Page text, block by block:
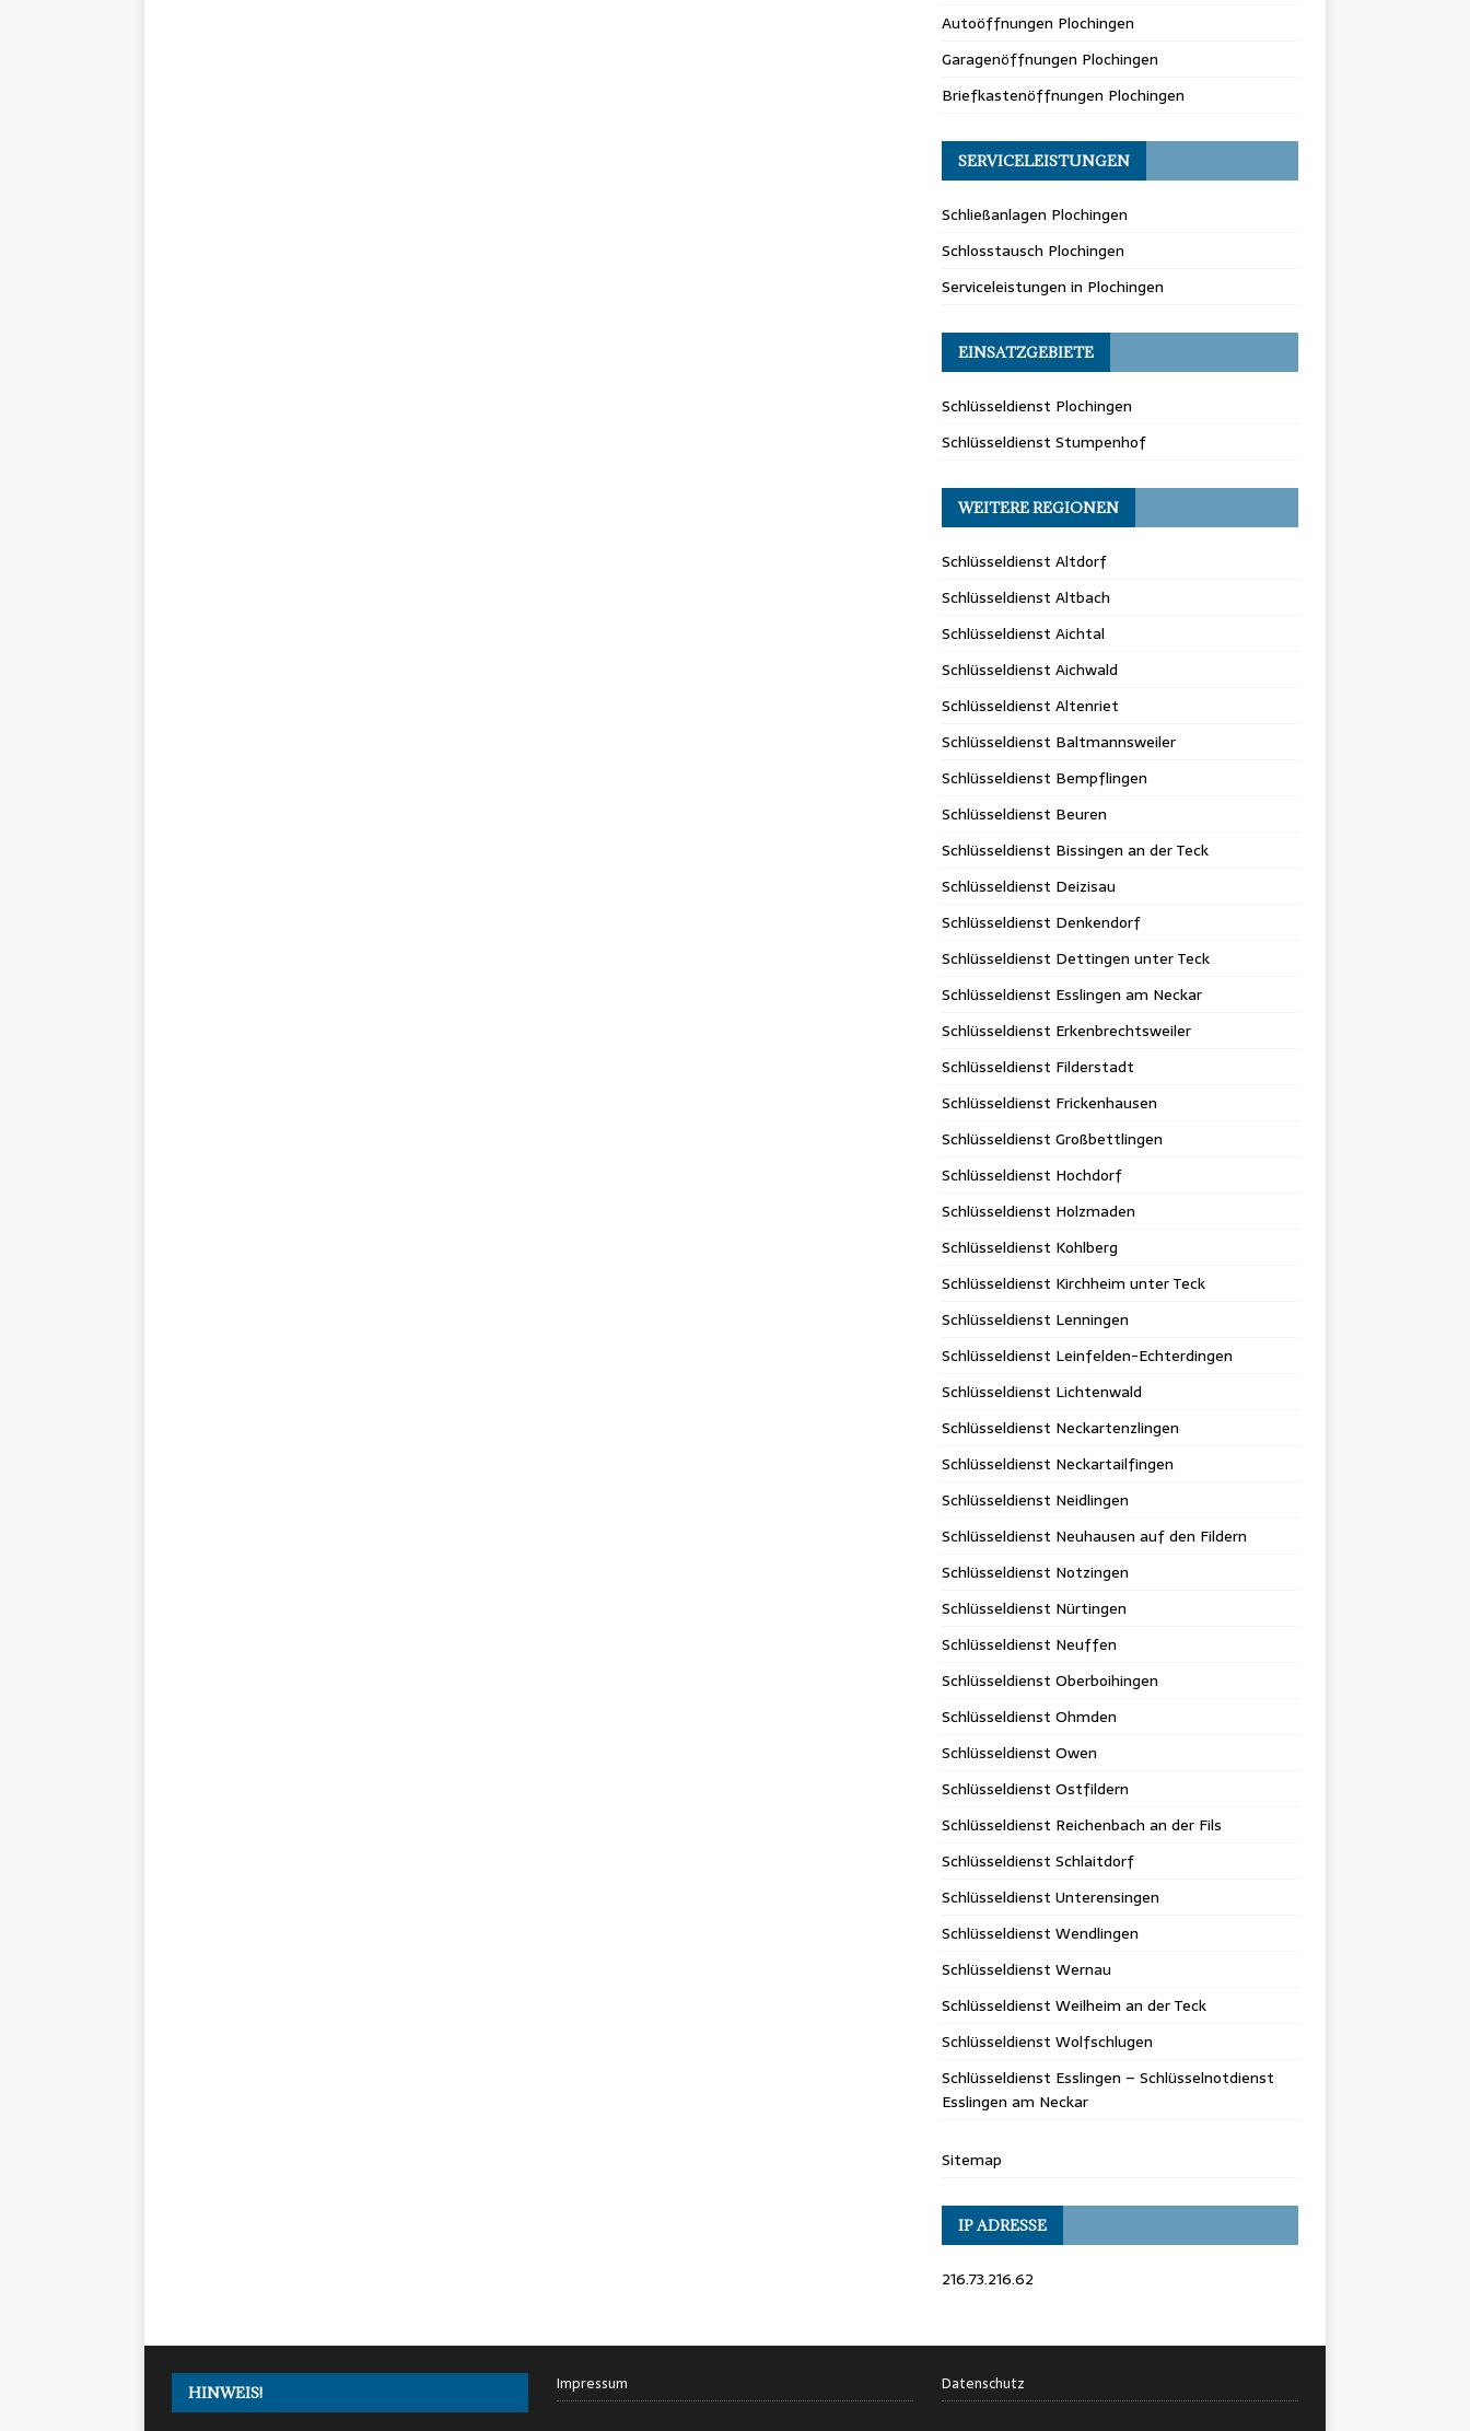
Autoöffnungen Plochingen
Garagenöffnungen Plochingen
Briefkastenöffnungen Plochingen
SERVICELEISTUNGEN
Schließanlagen Plochingen
Schlosstausch Plochingen
Serviceleistungen in Plochingen
EINSATZGEBIETE
Schlüsseldienst Plochingen
Schlüsseldienst Stumpenhof
WEITERE REGIONEN
Schlüsseldienst Altdorf
Schlüsseldienst Altbach
Schlüsseldienst Aichtal
Schlüsseldienst Aichwald
Schlüsseldienst Altenriet
Schlüsseldienst Baltmannsweiler
Schlüsseldienst Bempflingen
Schlüsseldienst Beuren
Schlüsseldienst Bissingen an der Teck
Schlüsseldienst Deizisau
Schlüsseldienst Denkendorf
Schlüsseldienst Dettingen unter Teck
Schlüsseldienst Esslingen am Neckar
Schlüsseldienst Erkenbrechtsweiler
Schlüsseldienst Filderstadt
Schlüsseldienst Frickenhausen
Schlüsseldienst Großbettlingen
Schlüsseldienst Hochdorf
Schlüsseldienst Holzmaden
Schlüsseldienst Kohlberg
Schlüsseldienst Kirchheim unter Teck
Schlüsseldienst Lenningen
Schlüsseldienst Leinfelden-Echterdingen
Schlüsseldienst Lichtenwald
Schlüsseldienst Neckartenzlingen
Schlüsseldienst Neckartailfingen
Schlüsseldienst Neidlingen
Schlüsseldienst Neuhausen auf den Fildern
Schlüsseldienst Notzingen
Schlüsseldienst Nürtingen
Schlüsseldienst Neuffen
Schlüsseldienst Oberboihingen
Schlüsseldienst Ohmden
Schlüsseldienst Owen
Schlüsseldienst Ostfildern
Schlüsseldienst Reichenbach an der Fils
Schlüsseldienst Schlaitdorf
Schlüsseldienst Unterensingen
Schlüsseldienst Wendlingen
Schlüsseldienst Wernau
Schlüsseldienst Weilheim an der Teck
Schlüsseldienst Wolfschlugen
Schlüsseldienst Esslingen – Schlüsselnotdienst
Esslingen am Neckar
Sitemap
IP ADRESSE
216.73.216.62
HINWEIS! Impressum Datenschutz